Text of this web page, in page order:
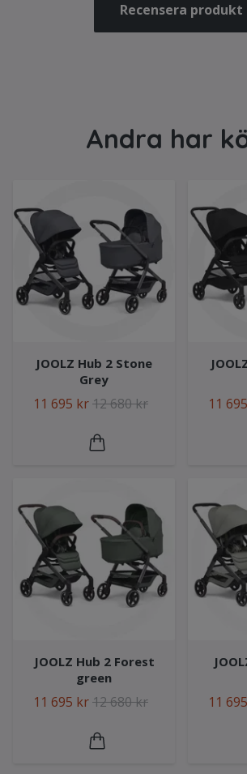
Recensera produkt
Andra har
JOOLZ Hub 2 Stone
Grey
11 695 kr12 680 kr 11
JOOLZ Hub 2 Forest
green
11 695 kr12 680 kr 11